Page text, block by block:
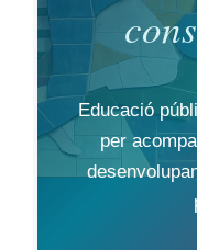
Educació
per